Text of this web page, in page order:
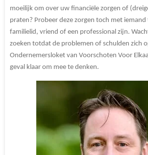
moeilijk om over uw financiële zorgen of
praten? Probeer deze zorgen toch met iemand
familielid, vriend of een professional zijn.
zoeken totdat de problemen of schulden zich
Ondernemersloket van Voorschoten Voor
geval klaar om mee te denken.